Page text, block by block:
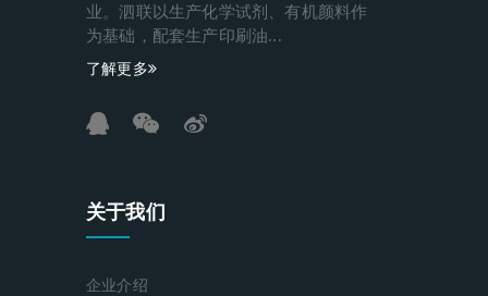
业。泗联以生产化学试剂、有机颜料作
为基础，配套生产印刷油...
了解更多
关于我们
企业介绍